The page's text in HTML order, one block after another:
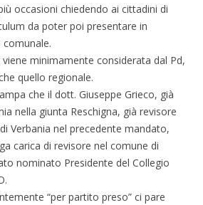
occasioni chiedendo ai cittadini di
da poter poi presentare in
minimamente considerata dal Pd,
quello regionale.
che il dott. Giuseppe Grieco, già
nella giunta Reschigna, già revisore
Verbania nel precedente mandato,
carica di revisore nel comune di
nominato Presidente del Collegio
“per partito preso” ci pare